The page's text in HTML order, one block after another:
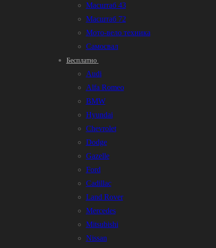
Масштаб 43
Масштаб 72
Мото-вело техника
Самосвал
Бесплатно
Audi
Alfa Romeo
BMW
Hyundai
Chevrolet
Dodge
Gazelle
Ford
Cadillac
Land Rover
Mercedes
Mitsubishi
Nissan